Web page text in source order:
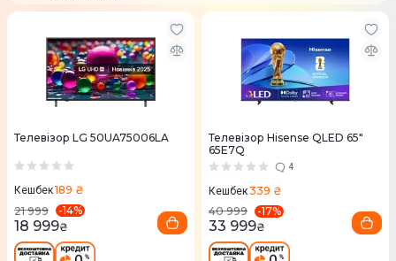
Телевізор LG 50UA75006LA
Кешбек189 ₴
21 999
-14%
18 999₴
Телевізор Hisense QLED 65"
65E7Q
4
Кешбек339 ₴
40 999
-17%
33 999₴